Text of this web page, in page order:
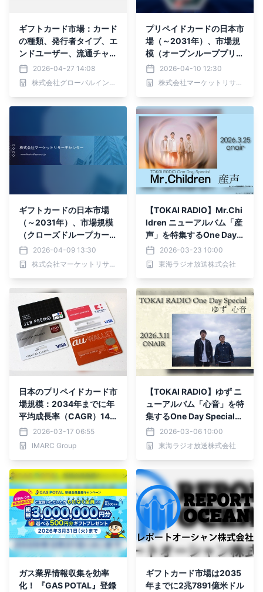
ギフトカード市場：カード
の種類、発行者タイプ、エ
ンドユーザー、流通チャネ
ル、用途、業界別―2026
年～2032年の世界市場予
測
2026-04-27 14:08
株式会社グローバルインフォメーション
プリペイドカードの日本市
場（～2031年）、市場規
模（オープンループプリペ
イドカード、クローズドル
ーププリペイドカード、汎
用リロード可能（GPR）
発表
2026-04-10 12:30
株式会社マーケットリサーチセンター
ギフトカードの日本市場
（～2031年）、市場規模
（クローズドループカー
ド、オープンループカー
ド、オフライン）・分析レ
ポートを発表
2026-04-09 13:30
株式会社マーケットリサーチセンター
【TOKAI RADIO】Mr.Chi
ldren ニューアルバム「産
声」を特集するOne Day S
pecial、3/25(水)実施
リクエストを募集
2026-03-23 10:00
東海ラジオ放送株式会社
日本のプリペイドカード市
場規模：2034年までに年
平均成長率（CAGR）14.6
0％で5,213億米ドルに達
する見込み
2026-03-17 06:55
IMARC Group
【TOKAI RADIO】ゆず ニ
ューアルバム「心音」を特
集するOne Day Special、
3/11(水)実施 ポスターや
ギフトカードが当たる
2026-03-06 10:00
東海ラジオ放送株式会社
ガス業界情報収集を効率
化！ 『GAS POTAL』登録
ギフトカード市場は2035
年までに2兆7891億米ドル